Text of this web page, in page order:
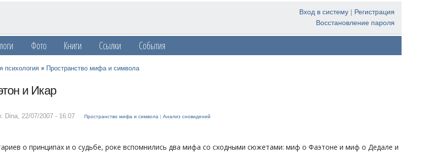
Вход в систему | Регистрация
Восстановление пароля
Фото Книги Ссылки События
психология » Пространство мифа и символа
и Икар
Dina,22/07/2007 - 16:07 Пространство мифа и символа |Анализ сновидений
о принципах и о судьбе, роке вспомнились два мифа со сходными сюжетами: миф о Фаэтоне и миф о Дедале и